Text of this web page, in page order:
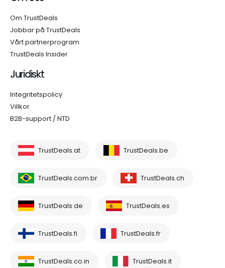
Om TrustDeals
Jobbar på TrustDeals
Vårt partnerprogram
TrustDeals Insider
Juridiskt
Integritetspolicy
Villkor
B2B-support / NTD
TrustDeals.at TrustDeals.be
TrustDeals.com.br TrustDeals.ch
TrustDeals.de TrustDeals.es
TrustDeals.fi TrustDeals.fr
TrustDeals.co.in TrustDeals.it